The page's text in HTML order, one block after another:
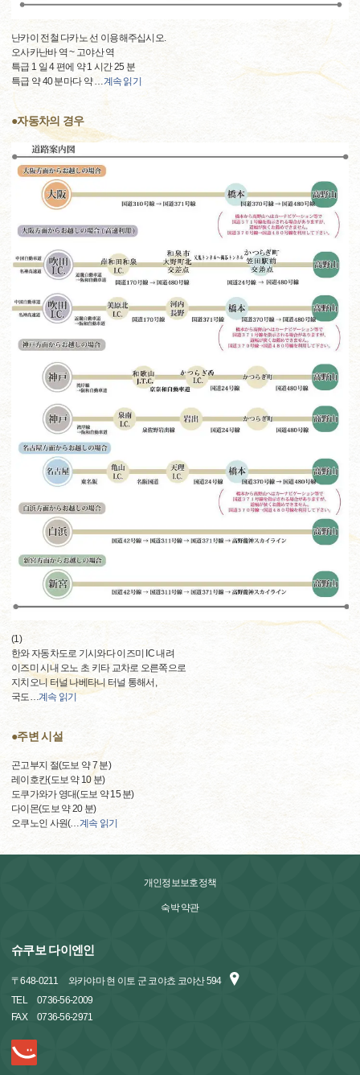
난카이 전철 다카노 선 이용해주십시오.
오사카난바 역 ~ 고야산 역
특급 1 일 4 편에 약 1 시간 25 분
특급 약 40 분마다 약
계속 읽기
●자동차의 경우
(1)
한와 자동차도로 기시와다 이즈미 IC 내려
이즈미 시내 오노 초 키타 교차로 오른쪽으로
지치오니 터널 나베타니 터널 통해서,
국도
계속 읽기
●주변 시설
곤고부지 절(도보 약 7 분)
레이호칸(도보 약 10 분)
도쿠가와가 영대(도보 약 15 분)
다이몬(도보 약 20 분)
오쿠노인 사원(… 계속 읽기
개인정보보호정책
숙박 약관
슈쿠보 다이엔인
〒648-0211
와카야마 현 이토 군 코야쵸 코야산 594
TEL
0736-56-2009
FAX
0736-56-2971